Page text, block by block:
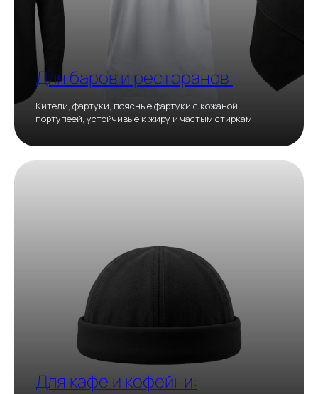
Для баров и ресторанов:
Кители, фартуки, поясные фартуки с кожаной
портупеей, устойчивые к жиру и частым стиркам.
Для кафе и кофейни: